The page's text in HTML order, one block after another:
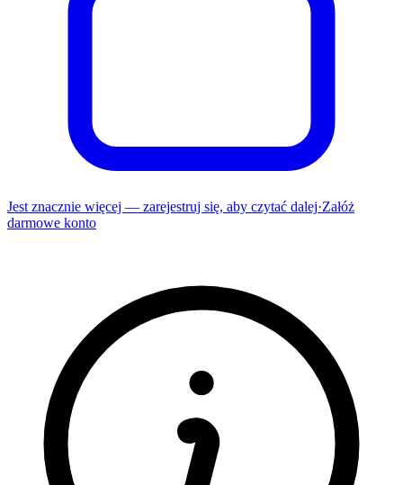
Jest znacznie więcej — zarejestruj się, aby czytać dalej·Załóż
darmowe konto